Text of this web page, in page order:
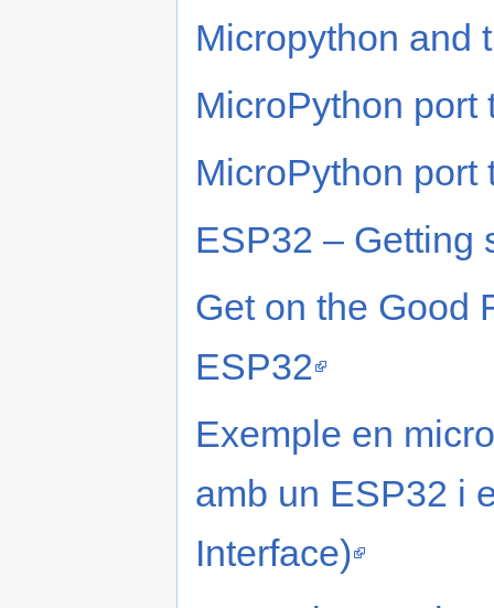
Micropython and
MicroPython port
MicroPython port
ESP32 – Getting
Get on the Good
ESP32
Exemple en
amb un ESP32 i
Interface)